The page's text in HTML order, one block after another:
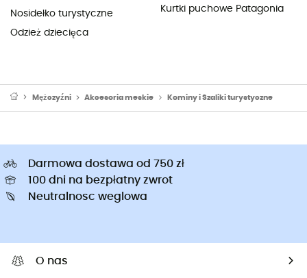
Nosidełko turystyczne
Odzież dziecięca
Kurtki puchowe Patagonia
Mężczyźni Akcesoria meskie Kominy i Szaliki turystyczne
Darmowa dostawa od 750 zł
100 dni na bezpłatny zwrot
Neutralnosc weglowa
O nas